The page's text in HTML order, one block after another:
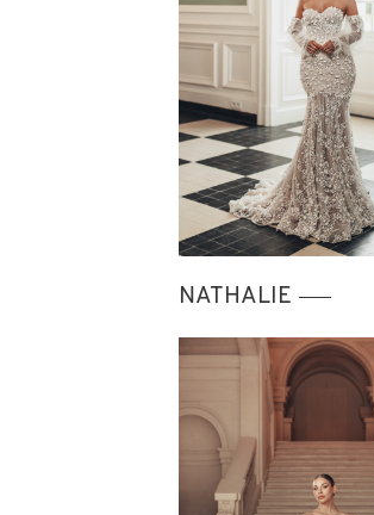
NATHALIE